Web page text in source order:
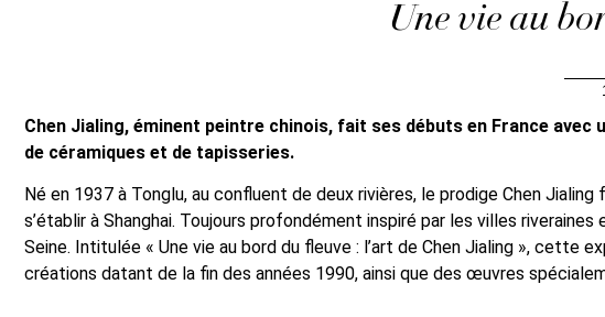
Une vie au
Chen Jialing, éminent peintre chinois, fait ses débuts en France
de céramiques et de tapisseries.
Né en 1937 à Tonglu, au confluent de deux rivières, le prodige Chen
s’établir à Shanghai. Toujours profondément inspiré par les villes
Seine. Intitulée « Une vie au bord du fleuve : l’art de Chen Jialing »,
créations datant de la fin des années 1990, ainsi que des œuvres